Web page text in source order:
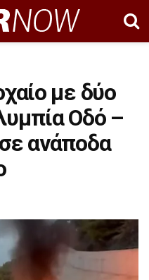
με δύο
Οδό –
ανάποδα